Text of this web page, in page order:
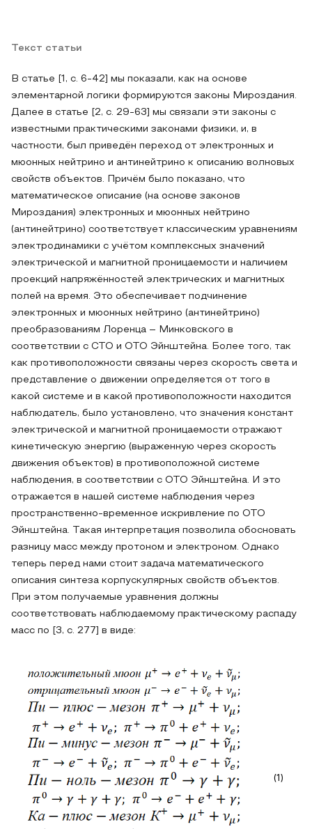
Текст статьи
В статье [1, с. 6-42] мы показали, как на основе
элементарной логики формируются законы Мироздания.
Далее в статье [2, с. 29-63] мы связали эти законы с
известными практическими законами физики, и, в
частности, был приведён переход от электронных и
мюонных нейтрино и антинейтрино к описанию волновых
свойств объектов. Причём было показано, что
математическое описание (на основе законов
Мироздания) электронных и мюонных нейтрино
(антинейтрино) соответствует классическим уравнениям
электродинамики с учётом комплексных значений
электрической и магнитной проницаемости и наличием
проекций напряжённостей электрических и магнитных
полей на время. Это обеспечивает подчинение
электронных и мюонных нейтрино (антинейтрино)
преобразованиям Лоренца – Минковского в
соответствии с СТО и ОТО Эйнштейна. Более того, так
как противоположности связаны через скорость света и
представление о движении определяется от того в
какой системе и в какой противоположности находится
наблюдатель, было установлено, что значения констант
электрической и магнитной проницаемости отражают
кинетическую энергию (выраженную через скорость
движения объектов) в противоположной системе
наблюдения, в соответствии с ОТО Эйнштейна. И это
отражается в нашей системе наблюдения через
пространственно-временное искривление по ОТО
Эйнштейна. Такая интерпретация позволила обосновать
разницу масс между протоном и электроном. Однако
теперь перед нами стоит задача математического
описания синтеза корпускулярных свойств объектов.
При этом получаемые уравнения должны
соответствовать наблюдаемому практическому распаду
масс по [3, с. 277] в виде:
(1)